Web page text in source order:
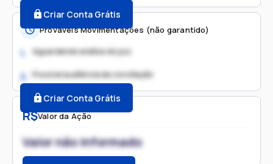
R$Valor da Ação
Valor não informado
Criar Conta Grátis
Prováveis Movimentações (não garantido)
1. Aguardando análise do juiz
2. Possível audiência de conciliação
Criar Conta Grátis